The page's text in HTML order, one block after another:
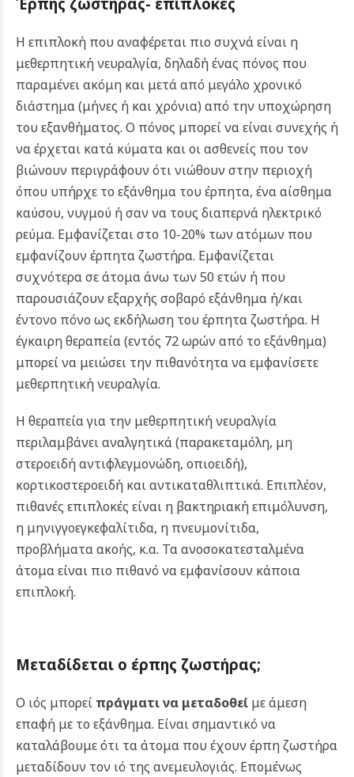
Η επιπλοκή που αναφέρεται πιο συχνά είναι η
μεθερπητική νευραλγία, δηλαδή ένας πόνος που
παραμένει ακόμη και μετά από μεγάλο χρονικό
διάστημα (μήνες ή και χρόνια) από την υποχώρηση
του εξανθήματος. O πόνος μπορεί να είναι συνεχής ή
να έρχεται κατά κύματα και οι ασθενείς που τον
βιώνουν περιγράφουν ότι νιώθουν στην περιοχή
όπου υπήρχε το εξάνθημα του έρπητα, ένα αίσθημα
καύσου, νυγμού ή σαν να τους διαπερνά ηλεκτρικό
ρεύμα. Εμφανίζεται στο 10-20% των ατόμων που
εμφανίζουν έρπητα ζωστήρα. Εμφανίζεται
συχνότερα σε άτομα άνω των 50 ετών ή που
παρουσιάζουν εξαρχής σοβαρό εξάνθημα ή/και
έντονο πόνο ως εκδήλωση του έρπητα ζωστήρα. Η
έγκαιρη θεραπεία (εντός 72 ωρών από το εξάνθημα)
μπορεί να μειώσει την πιθανότητα να εμφανίσετε
μεθερπητική νευραλγία.
Η θεραπεία για την μεθερπητική νευραλγία
περιλαμβάνει αναλγητικά (παρακεταμόλη, μη
στεροειδή αντιφλεγμονώδη, οπιοειδή),
κορτικοστεροειδή και αντικαταθλιπτικά. Επιπλέον,
πιθανές επιπλοκές είναι η βακτηριακή επιμόλυνση,
η μηνιγγοεγκεφαλίτιδα, η πνευμονίτιδα,
προβλήματα ακοής, κ.α. Τα ανοσοκατεσταλμένα
άτομα είναι πιο πιθανό να εμφανίσουν κάποια
επιπλοκή.
Μεταδίδεται ο έρπης ζωστήρας;
Ο ιός μπορεί πράγματι να μεταδοθεί με άμεση
επαφή με το εξάνθημα. Είναι σημαντικό να
καταλάβουμε ότι τα άτομα που έχουν έρπη ζωστήρα
μεταδίδουν τον ιό της ανεμευλογιάς. Επομένως